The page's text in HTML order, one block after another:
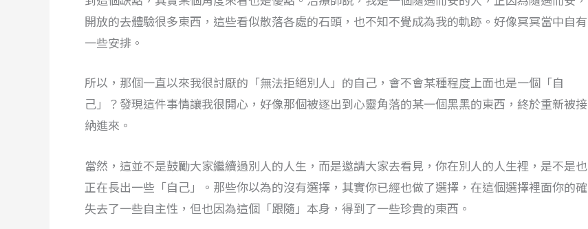
開放的去體驗很多東西，這些看似散落各處的石頭，也不知不覺成為我的軌跡。好像冥冥當中自有
一些安排。
所以，那個一直以來我很討厭的「無法拒絕別人」的自己，會不會某種程度上面也是一個「自
己」？發現這件事情讓我很開心，好像那個被逐出到心靈角落的某一個黑黑的東西，終於重新被接
納進來。
當然，這並不是鼓勵大家繼續過別人的人生，而是邀請大家去看見，你在別人的人生裡，是不是也
正在長出一些「自己」。那些你以為的沒有選擇，其實你已經也做了選擇，在這個選擇裡面你的確
失去了一些自主性，但也因為這個「跟隨」本身，得到了一些珍貴的東西。